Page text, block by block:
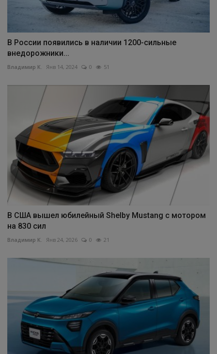
В России появились в наличии 1200-сильные
внедорожники...
Владимир К. Янв 14, 2024 0 51
В США вышел юбилейный Shelby Mustang с мотором
на 830 сил
Владимир К. Янв 24, 2026 0 21